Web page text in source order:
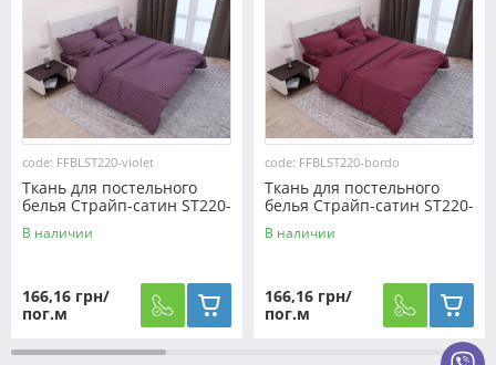
code: FFBLST220-violet
Ткань для постельного
белья Страйп-сатин ST220-
violet (60м)
В наличии
166,16 грн/
пог.м
code: FFBLST220-bordo
Ткань для постельного
белья Страйп-сатин ST220-
bordo (60м)
В наличии
166,16 грн/
пог.м